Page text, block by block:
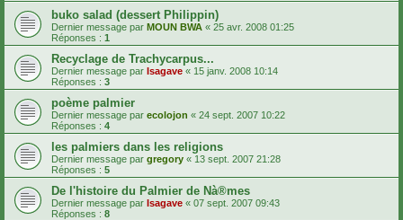
buko salad (dessert Philippin)
Dernier message par MOUN BWA « 25 avr. 2008 01:25
Réponses : 1
Recyclage de Trachycarpus...
Dernier message par Isagave « 15 janv. 2008 10:14
Réponses : 3
poème palmier
Dernier message par ecolojon « 24 sept. 2007 10:22
Réponses : 4
les palmiers dans les religions
Dernier message par gregory « 13 sept. 2007 21:28
Réponses : 5
De l'histoire du Palmier de Nà®mes
Dernier message par Isagave « 07 sept. 2007 09:43
Réponses : 8